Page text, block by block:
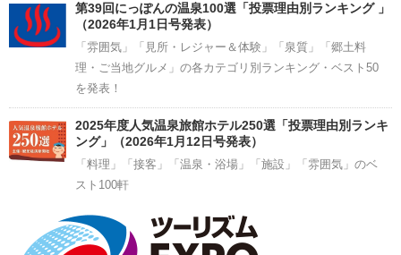
第39回にっぽんの温泉100選「投票理由別ランキング 」
（2026年1月1日号発表）
「雰囲気」「見所・レジャー＆体験」「泉質」「郷土料
理・ご当地グルメ」の各カテゴリ別ランキング・ベスト50
を発表！
2025年度人気温泉旅館ホテル250選「投票理由別ランキ
ング」（2026年1月12日号発表）
「料理」「接客」「温泉・浴場」「施設」「雰囲気」のベ
スト100軒